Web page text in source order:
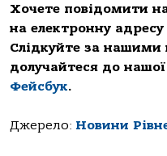
Хочете повідомити
на електронну адресу
Слідкуйте за нашими
долучайтеся до
Фейсбук.
Джерело: Новини